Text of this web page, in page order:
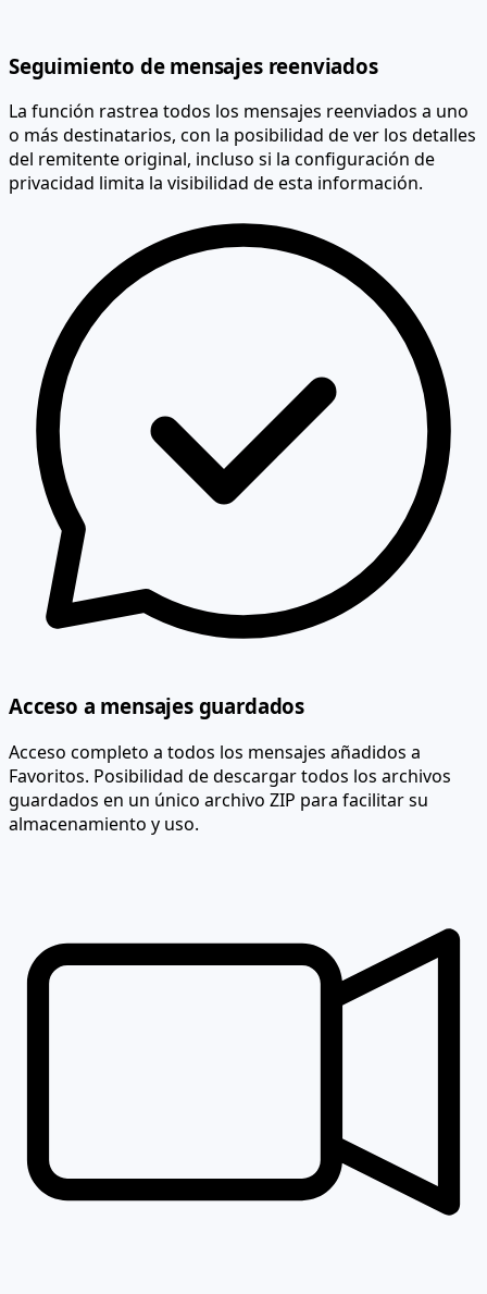
Seguimiento de mensajes reenviados
La función rastrea todos los mensajes reenviados a uno
o más destinatarios, con la posibilidad de ver los detalles
del remitente original, incluso si la configuración de
privacidad limita la visibilidad de esta información.
Acceso a mensajes guardados
Acceso completo a todos los mensajes añadidos a
Favoritos. Posibilidad de descargar todos los archivos
guardados en un único archivo ZIP para facilitar su
almacenamiento y uso.